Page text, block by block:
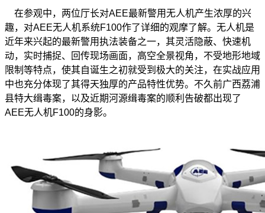
在参观中，两位厅长对AEE最新警用无人机产生浓厚的兴
趣，对AEE无人机系统F100作了详细的观摩了解。无人机是
近年来兴起的最新警用执法装备之一，其灵活隐蔽、快速机
动，实时捕捉、回传现场画面，高空全景视角，不受地形地域
限制等特点，使其自诞生之初就受到极大的关注，在实战应用
中也充分体现了其得天独厚的产品特性优势。不久前广西荔浦
县特大缉毒案，以及近期河源缉毒案的顺利告破都出现了
AEE无人机F100的身影。